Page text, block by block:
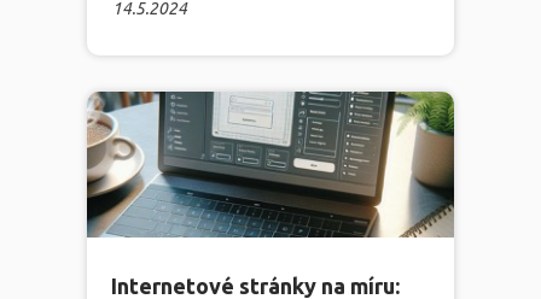
14.5.2024
zákazníci setkávají. Tvorba web
stránek je proto jednou z
nejdůležitějších investic, které
můžete do svého podniku vložit.více
Internetové stránky na míru: